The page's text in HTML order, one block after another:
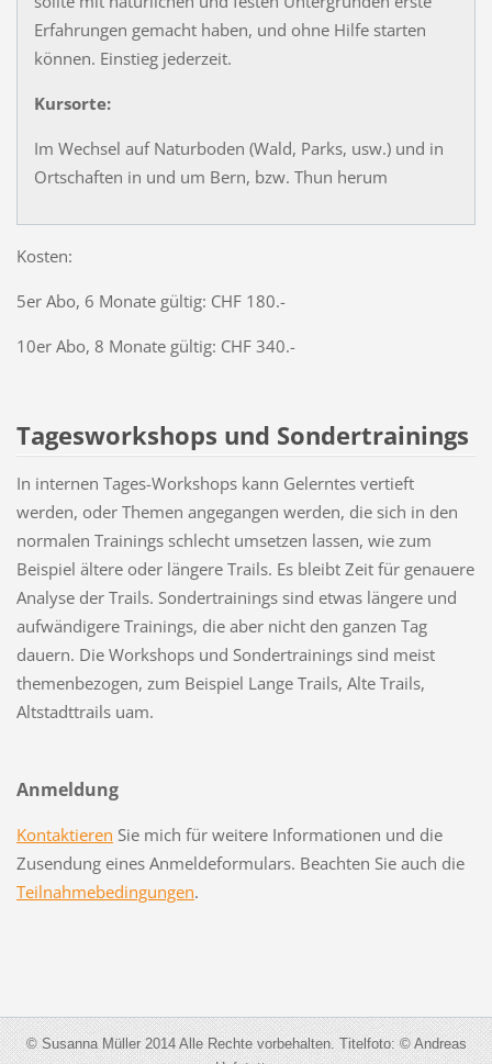
Erfahrungen gemacht haben, und ohne Hilfe starten
können. Einstieg jederzeit.
Kursorte:
Im Wechsel auf Naturboden (Wald, Parks, usw.) und in
Ortschaften in und um Bern, bzw. Thun herum
Kosten:
5er Abo, 6 Monate gültig: CHF 180.-
10er Abo, 8 Monate gültig: CHF 340.-
Tagesworkshops und Sondertrainings
In internen Tages-Workshops kann Gelerntes vertieft
werden, oder Themen angegangen werden, die sich in den
normalen Trainings schlecht umsetzen lassen, wie zum
Beispiel ältere oder längere Trails. Es bleibt Zeit für genauere
Analyse der Trails. Sondertrainings sind etwas längere und
aufwändigere Trainings, die aber nicht den ganzen Tag
dauern. Die Workshops und Sondertrainings sind meist
themenbezogen, zum Beispiel Lange Trails, Alte Trails,
Altstadttrails uam.
Anmeldung
Kontaktieren Sie mich für weitere Informationen und die
Zusendung eines Anmeldeformulars. Beachten Sie auch die
Teilnahmebedingungen.
© Susanna Müller 2014 Alle Rechte vorbehalten. Titelfoto: © Andreas